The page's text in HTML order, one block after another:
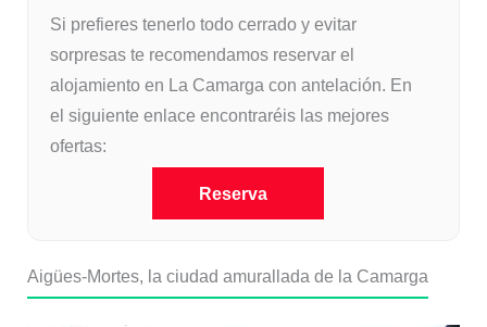
Si prefieres tenerlo todo cerrado y evitar
sorpresas te recomendamos reservar el
alojamiento en La Camarga con antelación. En
el siguiente enlace encontraréis las mejores
ofertas:
Reserva
Aigües-Mortes, la ciudad amurallada de la Camarga